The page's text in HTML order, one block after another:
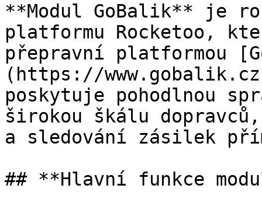
**Modul GoBalik** je
platformu Rocketoo,
přepravní platformou
(https://
poskytuje pohodlnou
širokou škálu
a sledování zásilek
## **Hlavní funkce